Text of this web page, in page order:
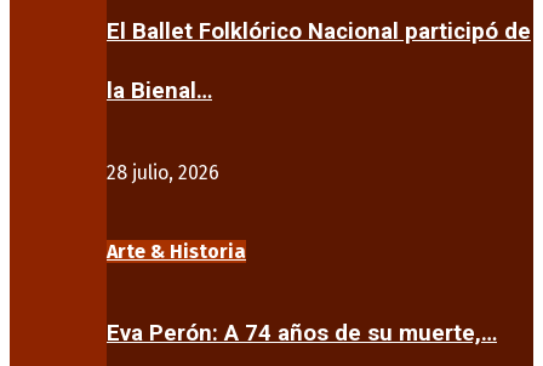
El Ballet Folklórico Nacional participó de
la Bienal…
28 julio, 2026
Arte & Historia
Eva Perón: A 74 años de su muerte,…